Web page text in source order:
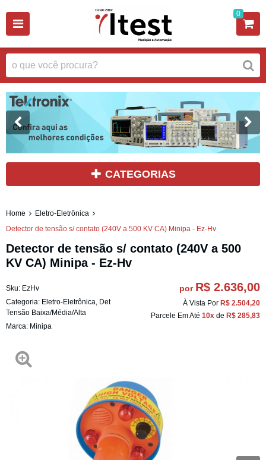
0
CATEGORIAS
Home
Eletro-Eletrônica
Detector de tensão s/ contato (240V a 500 KV CA) Minipa - Ez-Hv
Detector de tensão s/ contato (240V a 500
KV CA) Minipa - Ez-Hv
Sku: EzHv
Categoria: Eletro-Eletrônica, Det
Tensão Baixa/Média/Alta
Marca: Minipa
por R$ 2.636,00
À Vista Por R$ 2.504,20
Parcele Em Até 10x de R$ 285,83